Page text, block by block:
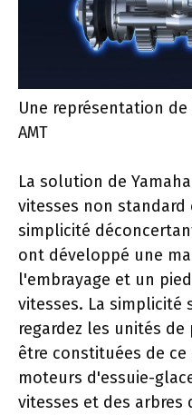
Une représentation
AMT
La solution de
vitesses non
simplicité
ont développé une
l'embrayage et un
vitesses. La simplicité
regardez les unités
être constituées de
moteurs d'essuie-
vitesses et des arbres